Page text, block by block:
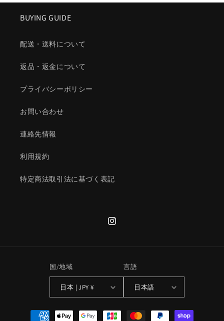
BUYING GUIDE
配送・送料について
返品・返金について
プライバシーポリシー
お問い合わせ
連絡先情報
利用規約
特定商法取引法に基づく表記
Instagram
国/地域
日本 | JPY ¥
言語
日本語